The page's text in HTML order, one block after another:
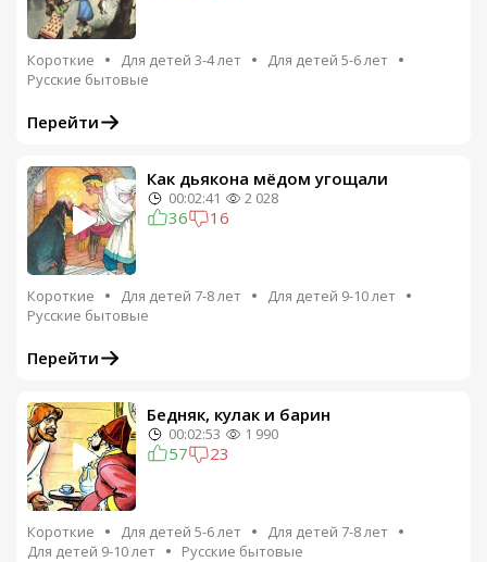
Короткие Для детей 3-4 лет
Для детей 5-6 лет
Русские бытовые
Перейти
Как дьякона мёдом угощали
00:02:41 2 028
36 16
Короткие Для детей 7-8 лет
Для детей 9-10 лет
Русские бытовые
Перейти
Бедняк, кулак и барин
00:02:53 1 990
57 23
Короткие Для детей 5-6 лет
Для детей 7-8 лет
Для детей 9-10 лет
Русские бытовые